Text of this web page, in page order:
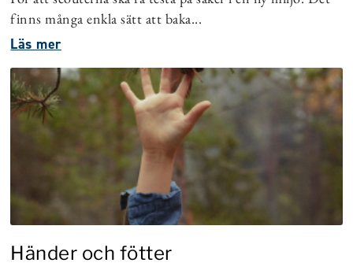
finns många enkla sätt att baka...
Läs mer
Händer och fötter